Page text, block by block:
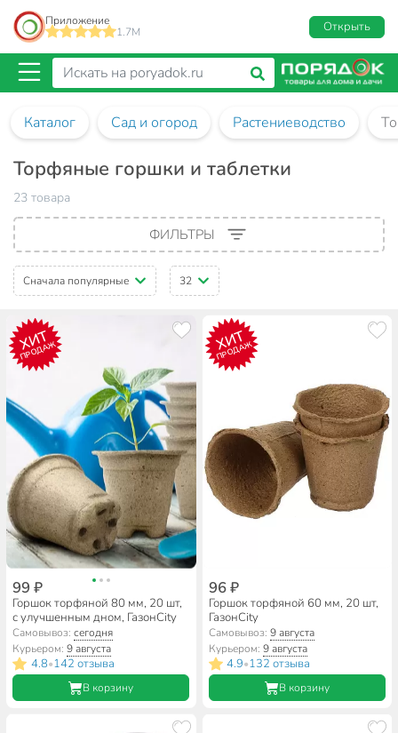
Приложение
1.7M
Открыть
Каталог Сад и огород Растениеводство
Торфяные горшки и таблетки
23 товара
ФИЛЬТРЫ
Сначала популярные 32
ХИТ
ПРОДАЖ
99 ₽
Горшок торфяной 80 мм, 20 шт,
с улучшенным дном, ГазонCity
Самовывоз:сегодня
Курьером:9 августа
4.8•142 отзыва
В корзину
ХИТ
ПРОДАЖ
96 ₽
Горшок торфяной 60 мм, 20 шт,
ГазонCity
Самовывоз: 9 августа
Курьером: 9 августа
4.9•132 отзыва
В корзину